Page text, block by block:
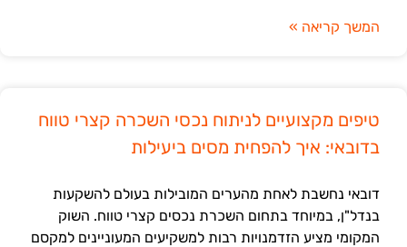
המשך קריאה »
טיפים מקצועיים לניתוח נכסי השכרה קצרי טווח
בדובאי: איך להפחית מסים ביעילות
דובאי נחשבת לאחת מהערים המובילות בעולם להשקעות
בנדל"ן, במיוחד בתחום השכרת נכסים קצרי טווח. השוק
המקומי מציע הזדמנויות רבות למשקיעים המעוניינים למקסם